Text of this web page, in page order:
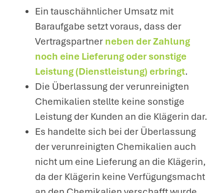
Ein tauschähnlicher Umsatz mit
Baraufgabe setzt voraus, dass der
Vertragspartner neben der Zahlung
noch eine Lieferung oder sonstige
Leistung (Dienstleistung) erbringt.
Die Überlassung der verunreinigten
Chemikalien stellte keine sonstige
Leistung der Kunden an die Klägerin dar.
Es handelte sich bei der Überlassung
der verunreinigten Chemikalien auch
nicht um eine Lieferung an die Klägerin,
da der Klägerin keine Verfügungsmacht